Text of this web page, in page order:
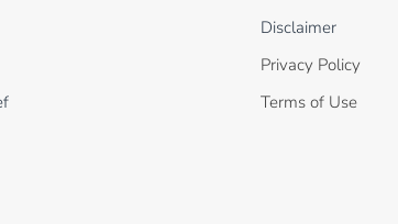
Disclaimer
Privacy Policy
Terms of Use